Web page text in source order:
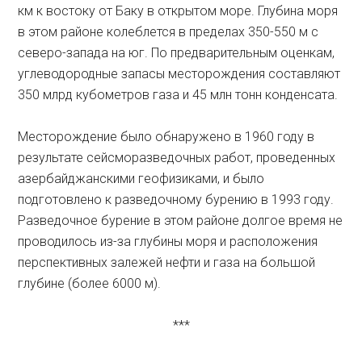
км к востоку от Баку в открытом море. Глубина моря
в этом районе колеблется в пределах 350-550 м с
северо-запада на юг. По предварительным оценкам,
углеводородные запасы месторождения составляют
350 млрд кубометров газа и 45 млн тонн конденсата.
Месторождение было обнаружено в 1960 году в
результате сейсморазведочных работ, проведенных
азербайджанскими геофизиками, и было
подготовлено к разведочному бурению в 1993 году.
Разведочное бурение в этом районе долгое время не
проводилось из-за глубины моря и расположения
перспективных залежей нефти и газа на большой
глубине (более 6000 м).
***